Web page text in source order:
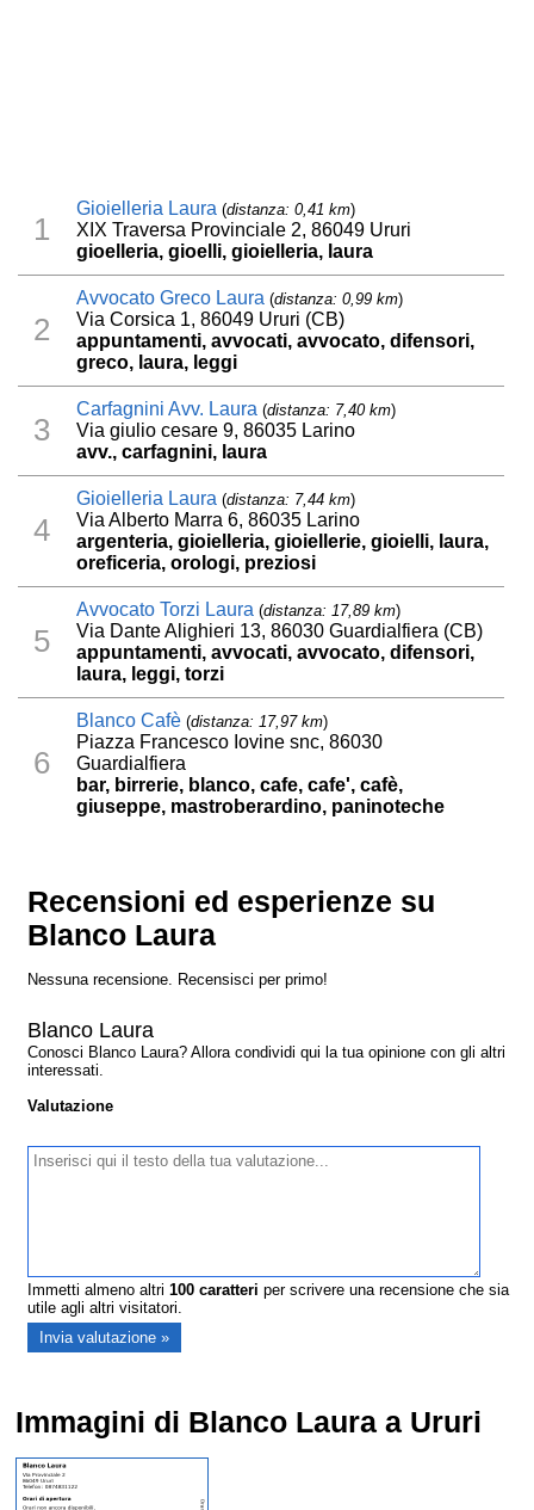
1
Gioielleria Laura (distanza: 0,41 km)
XIX Traversa Provinciale 2, 86049 Ururi
gioelleria, gioelli, gioielleria, laura
2
Avvocato Greco Laura (distanza: 0,99 km)
Via Corsica 1, 86049 Ururi (CB)
appuntamenti, avvocati, avvocato, difensori,
greco, laura, leggi
3
Carfagnini Avv. Laura (distanza: 7,40 km)
Via giulio cesare 9, 86035 Larino
avv., carfagnini, laura
4
Gioielleria Laura (distanza: 7,44 km)
Via Alberto Marra 6, 86035 Larino
argenteria, gioielleria, gioiellerie, gioielli, laura,
oreficeria, orologi, preziosi
5
Avvocato Torzi Laura (distanza: 17,89 km)
Via Dante Alighieri 13, 86030 Guardialfiera (CB)
appuntamenti, avvocati, avvocato, difensori,
laura, leggi, torzi
6
Blanco Cafè (distanza: 17,97 km)
Piazza Francesco Iovine snc, 86030
Guardialfiera
bar, birrerie, blanco, cafe, cafe', cafè,
giuseppe, mastroberardino, paninoteche
Recensioni ed esperienze su
Blanco Laura
Nessuna recensione. Recensisci per primo!
Blanco Laura
Conosci Blanco Laura? Allora condividi qui la tua opinione con gli altri
interessati.
Valutazione
Immetti almeno altri100 caratteri per scrivere una recensione che sia
utile agli altri visitatori.
Immagini di Blanco Laura a Ururi